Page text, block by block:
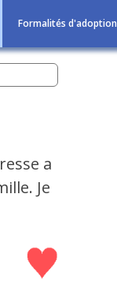
Formalités d'adoption
a
Je